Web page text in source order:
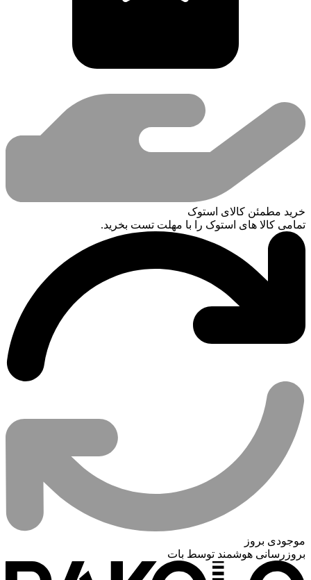
خرید مطمئن کالای استوک
تمامی کالا های استوک را با مهلت تست بخرید.
موجودی بروز
بروزرسانی هوشمند توسط بات